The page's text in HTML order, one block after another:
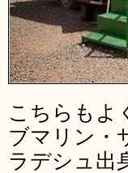
こちらもよ
ブマリン・
ラデシュ出